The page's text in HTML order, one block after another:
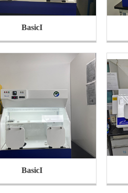
BasicI
BasicI